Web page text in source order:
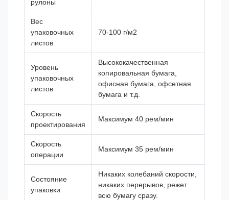
рулоны
Вес
упаковочных
листов
70-100 г/м2
Уровень
упаковочных
листов
Высококачественная
копировальная бумага,
офисная бумага, офсетная
бумага и т.д.
Скорость
проектирования
Максимум 40 рем/мин
Скорость
операции
Максимум 35 рем/мин
Состояние
упаковки
Никаких колебаний скорости,
никаких перерывов, режет
всю бумагу сразу.